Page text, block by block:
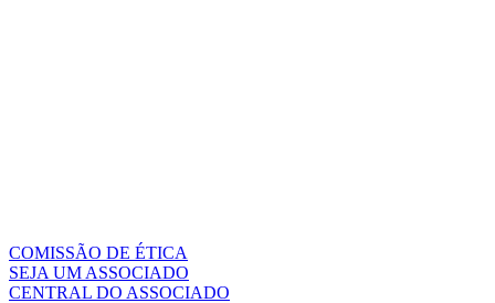
COMISSÃO DE ÉTICA
SEJA UM ASSOCIADO
CENTRAL DO ASSOCIADO